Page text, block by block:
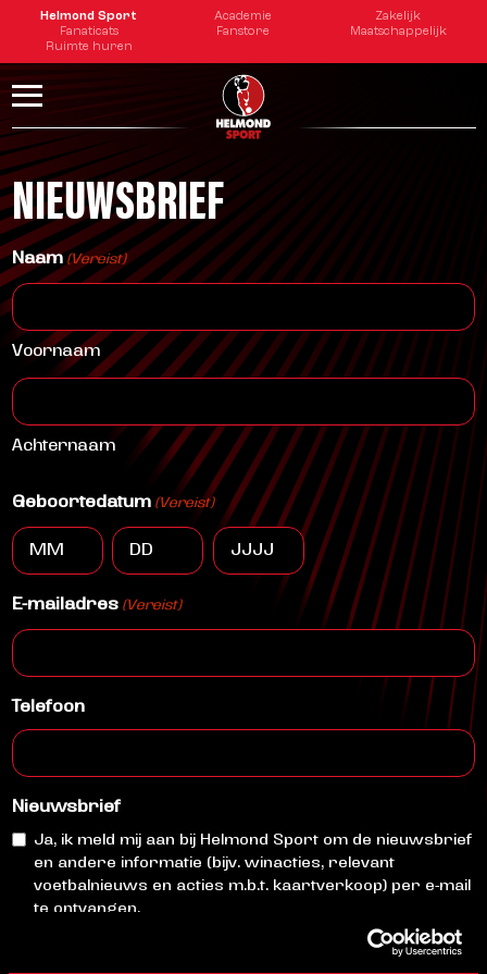
Helmond Sport Academie
Zakelijk
Fanaticats
Fanstore
Maatschappelijk
Ruimte huren
tester
NIEUWSBRIEF
Naam (Vereist)
Voornaam
Achternaam
Geboortedatum (Vereist)
Maand Dag Jaar
E-mailadres (Vereist)
Telefoon
Nieuwsbrief
Ja, ik meld mij aan bij Helmond Sport om de nieuwsbrief
en andere informatie (bijv. winacties, relevant
voetbalnieuws en acties m.b.t. kaartverkoop) per e-mail
te ontvangen.